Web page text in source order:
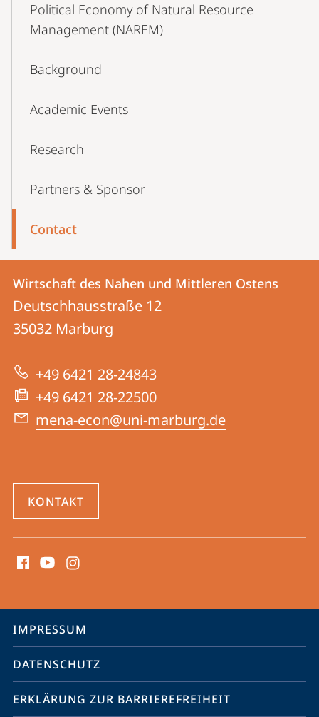
NavigationPolitical Economy of Natural Resource
Management (NAREM)
Background
Academic Events
Research
Partners & Sponsor
Contact
Kontakt
und
Informationen
zur
Website
Kontaktinformationen
Wirtschaft
des
Nahen
und
Mittleren
Ostens
Wirtschaft des Nahen und Mittleren Ostens
Deutschhausstraße 12
35032 Marburg
+49 6421 28-24843
+49 6421 28-22500
mena-econ@uni-marburg.de
KONTAKT
Media
Service-
Navigation
IMPRESSUM
DATENSCHUTZ
ERKLÄRUNG ZUR BARRIEREFREIHEIT